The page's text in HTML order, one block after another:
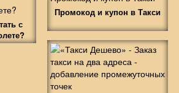
с
Промокод и купон в Такси